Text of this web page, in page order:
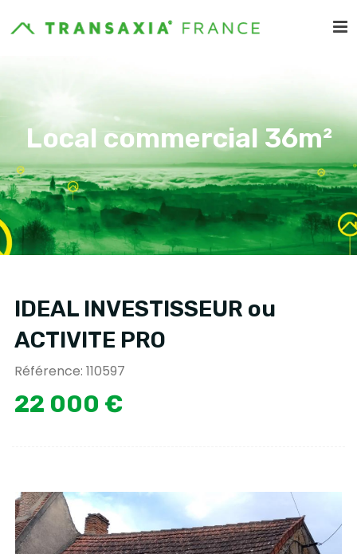
Local commercial 36m²
IDEAL INVESTISSEUR ou
ACTIVITE PRO
Référence: 110597
22 000 €